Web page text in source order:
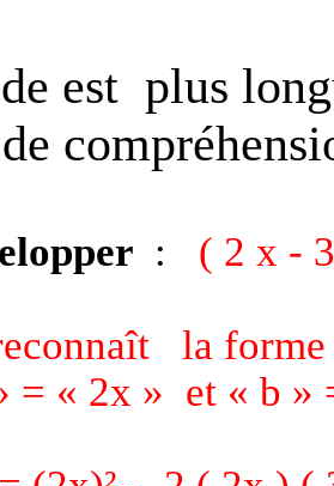
est plus
: ( 2 x -
la forme
= « 2x » et « b »